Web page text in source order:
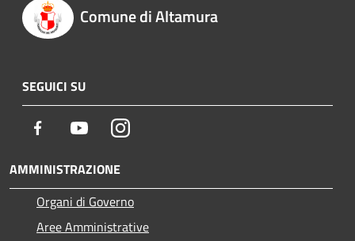
Comune di Altamura
SEGUICI SU
Facebook YoutubeInstagram
AMMINISTRAZIONE
Organi di Governo
Aree Amministrative